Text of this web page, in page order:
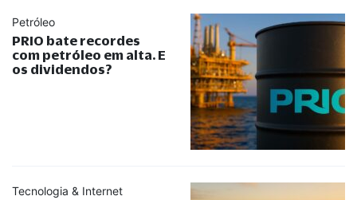
Petróleo
PRIO bate recordes
com petróleo em alta. E
os dividendos?
Tecnologia & Internet